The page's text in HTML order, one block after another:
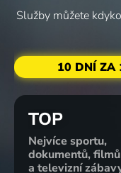
Služby můžete
10 DNÍ ZA
TOP
Nejvíce sportu,
dokumentů, filmů
a televizní